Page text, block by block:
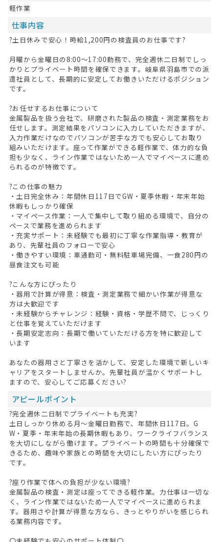
HOME
ログイン
キープした求人 0
軽作業
仕事内容
?土日休みで安心！時給1,200円の検査員のお仕事です?
月曜から金曜日の8:00～17:00勤務で、完全週休二日制でしっ
かりとプライベート時間を確保できます。岐阜県羽島市での派
遣社員として、長期的に安定してお働きいただけるポジション
です。
?お任せするお仕事について
金属製品を扱う会社で、研磨された製品の検査・測定業務をお
任せします。測定結果をパソコンに入力していただきますが、
入力作業だけなのでパソコンが苦手な方でも安心してお取り
組みいただけます。座って作業ができる軽作業で、体力的な負
担も少なく、ライン作業ではないため一人でマイペースに進め
られるのが特徴です。
?この仕事の魅力
・土日完全休み：年間休日117日でGW・夏季休暇・年末年始
休暇もしっかり確保
・マイペース作業：一人で集中して取り組める環境で、自分の
ペースで業務を進められます
・充実サポート：未経験でも最初に丁寧な作業指導・教育が
あり、先輩社員のフォローで安心
・働きやすい環境：車通勤可・無料駐車場完備、一食280円の
昼食注文も可能
?こんな方にぴったり
・器用で計算が得意：検査・測定業務で細かい作業が得意な
方は大歓迎です
・未経験からチャレンジ：経験・資格・学歴不問で、じっくり
と仕事を覚えていただけます
・長期安定志向：長期で働いていただける方を特に歓迎して
います
あなたの器用さと丁寧さを活かして、安定した環境で新しいキ
ャリアをスタートしませんか。先輩社員が温かくサポートし
ますので、安心してご応募ください?
アピールポイント
?完全週休二日制でプライベートも充実?
土日しっかり休める月～金曜日勤務で、年間休日117日。G
W・夏季・年末年始の長期休暇もあり、ワークライフバランス
を大切にしながら働けます。プライベートの時間も十分確保で
きるため、趣味や家族との時間を大切にしたい方にぴったり
です。
?座り作業で体への負担が少ない環境?
金属製品の検査・測定は座ってできる軽作業。力仕事は一切な
く、ライン作業ではないため一人でマイペースに進められま
す。器用さや計算が得意な方なら、きっとやりがいを感じられ
る業務内容です。